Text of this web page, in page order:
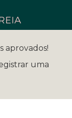
aprovados!
uma